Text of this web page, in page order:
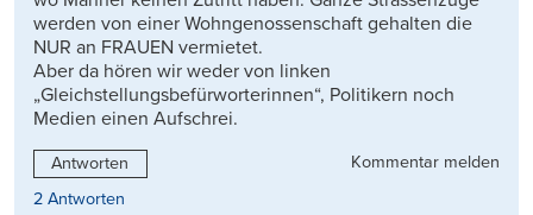
werden von einer Wohngenossenschaft gehalten die
NUR an FRAUEN vermietet.
Aber da hören wir weder von linken
„Gleichstellungsbefürworterinnen“, Politikern noch
Medien einen Aufschrei.
Antworten
Kommentar melden
2 Antworten